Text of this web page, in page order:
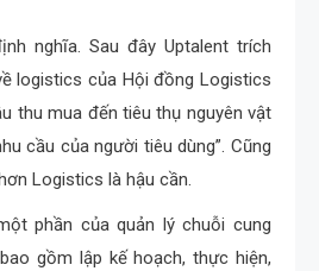
nghĩa. Sau đây Uptalent trích
logistics của Hội đồng Logistics
thu mua đến tiêu thụ nguyên vật
cầu của người tiêu dùng”. Cũng
Logistics là hậu cần.
phần của quản lý chuỗi cung
gồm lập kế hoạch, thực hiện,